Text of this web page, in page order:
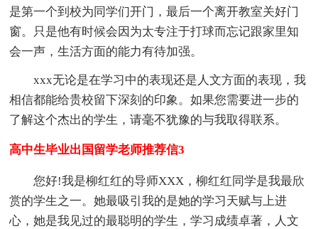
是第一个到校为同学们开门，最后一个离开教室关好门
窗。只是他有时候会因为太专注于打球而忘记跟家里知
会一声，生活方面的能力有待加强。
xxx无论是在学习中的表现还是人文方面的表现，我
相信都能给贵校留下深刻的印象。如果您需要进一步的
了解这个杰出的学生，请毫不犹豫的与我取得联系。
高中生毕业出国留学老师推荐信3
您好!我是柳红红的导师XXX，柳红红同学是我最欣
赏的学生之一。她最吸引我的是她的学习天赋与上进
心，她是我见过的最聪明的学生，学习成绩卓著，人文